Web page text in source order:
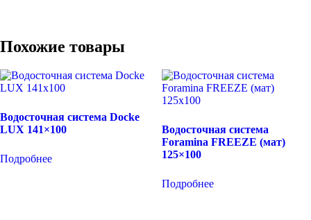
Похожие товары
Водосточная система Docke
LUX 141×100
Подробнее
Водосточная система
Foramina FREEZE (мат)
125×100
Подробнее